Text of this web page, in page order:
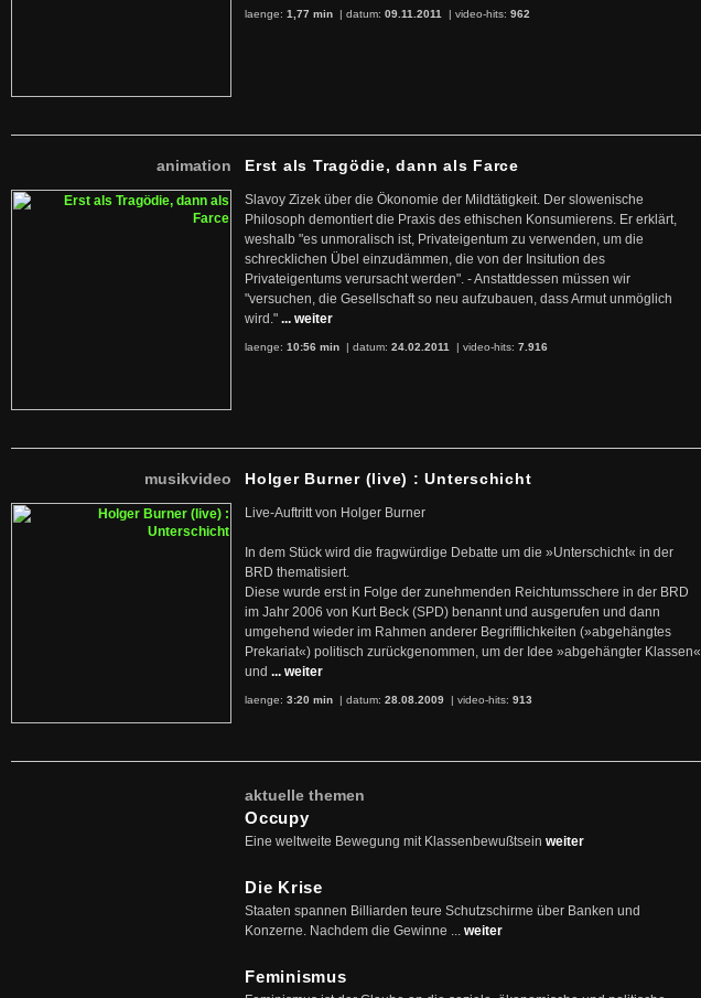
laenge: 1,77 min | datum: 09.11.2011 | video-hits: 962
animation Erst als Tragödie, dann als Farce
Slavoy Zizek über die Ökonomie der Mildtätigkeit. Der slowenische
Philosoph demontiert die Praxis des ethischen Konsumierens. Er erklärt,
weshalb "es unmoralisch ist, Privateigentum zu verwenden, um die
schrecklichen Übel einzudämmen, die von der Insitution des
Privateigentums verursacht werden". - Anstattdessen müssen wir
"versuchen, die Gesellschaft so neu aufzubauen, dass Armut unmöglich
wird." ... weiter
laenge: 10:56 min | datum: 24.02.2011 | video-hits: 7.916
musikvideo Holger Burner (live) : Unterschicht
Live-Auftritt von Holger Burner
In dem Stück wird die fragwürdige Debatte um die »Unterschicht« in der
BRD thematisiert.
Diese wurde erst in Folge der zunehmenden Reichtumsschere in der BRD
im Jahr 2006 von Kurt Beck (SPD) benannt und ausgerufen und dann
umgehend wieder im Rahmen anderer Begrifflichkeiten (»abgehängtes
Prekariat«) politisch zurückgenommen, um der Idee »abgehängter Klassen«
und ... weiter
laenge: 3:20 min | datum: 28.08.2009 | video-hits: 913
aktuelle themen
Occupy
Eine weltweite Bewegung mit Klassenbewußtsein weiter
Die Krise
Staaten spannen Billiarden teure Schutzschirme über Banken und
Konzerne. Nachdem die Gewinne ... weiter
Feminismus